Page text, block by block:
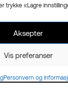
trykke «Lagre
Aksepter
Vis preferanser
Personvern og
- en del av
Org.nr 970 989